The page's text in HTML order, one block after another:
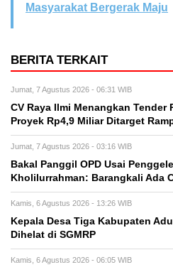
Masyarakat Bergerak Maju
BERITA TERKAIT
Jumat, 7 Agustus 2026 - 06:31 WIB
CV Raya Ilmi Menangkan Tender
Proyek Rp4,9 Miliar Ditarget
Jumat, 7 Agustus 2026 - 03:16 WIB
Bakal Panggil OPD Usai
Kholilurrahman: Barangkali Ada
Kamis, 6 Agustus 2026 - 13:26 WIB
Kepala Desa Tiga Kabupaten
Dihelat di SGMRP
Kamis, 6 Agustus 2026 - 06:05 WIB